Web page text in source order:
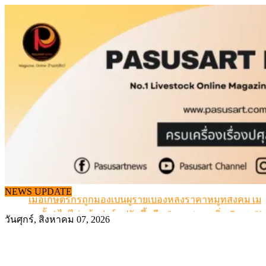
content
NEWS UPDATE
สกัดลักลอบนำเข้าเอ็นโคแช่แข็งกว่า 12.6 ตัน สมุทรสาคร
เมื่อเกษตรกรถูกมองเป็นผู้ร้ายเบื้องหลังราคาหมูที่สังคมไม่
สุดอั้น! ไข่ไก่หน้าฟาร์มปรับขึ้นอีก 6 บาท/แผง เริ่ม 7 ส.ค.69
วันศุกร์, สิงหาคม 07, 2026